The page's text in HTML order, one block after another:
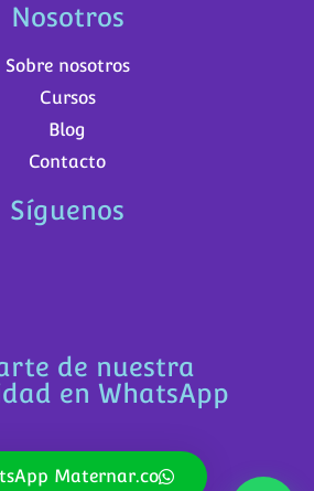
Nosotros
Sobre nosotros
Cursos
Blog
Contacto
Síguenos
de nuestra
en WhatsApp
Maternar.co